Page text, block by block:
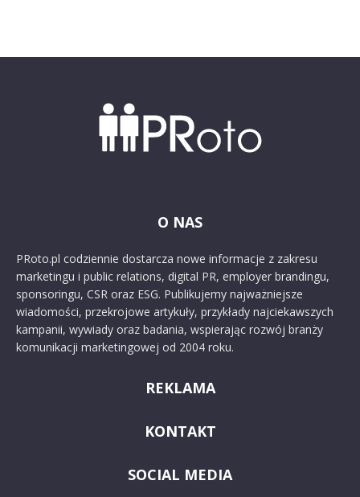
O NAS
PRoto.pl codziennie dostarcza nowe informacje z zakresu
marketingu i public relations, digital PR, employer brandingu,
sponsoringu, CSR oraz ESG. Publikujemy najważniejsze
wiadomości, przekrojowe artykuły, przykłady najciekawszych
kampanii, wywiady oraz badania, wspierając rozwój branży
komunikacji marketingowej od 2004 roku.
REKLAMA
KONTAKT
SOCIAL MEDIA